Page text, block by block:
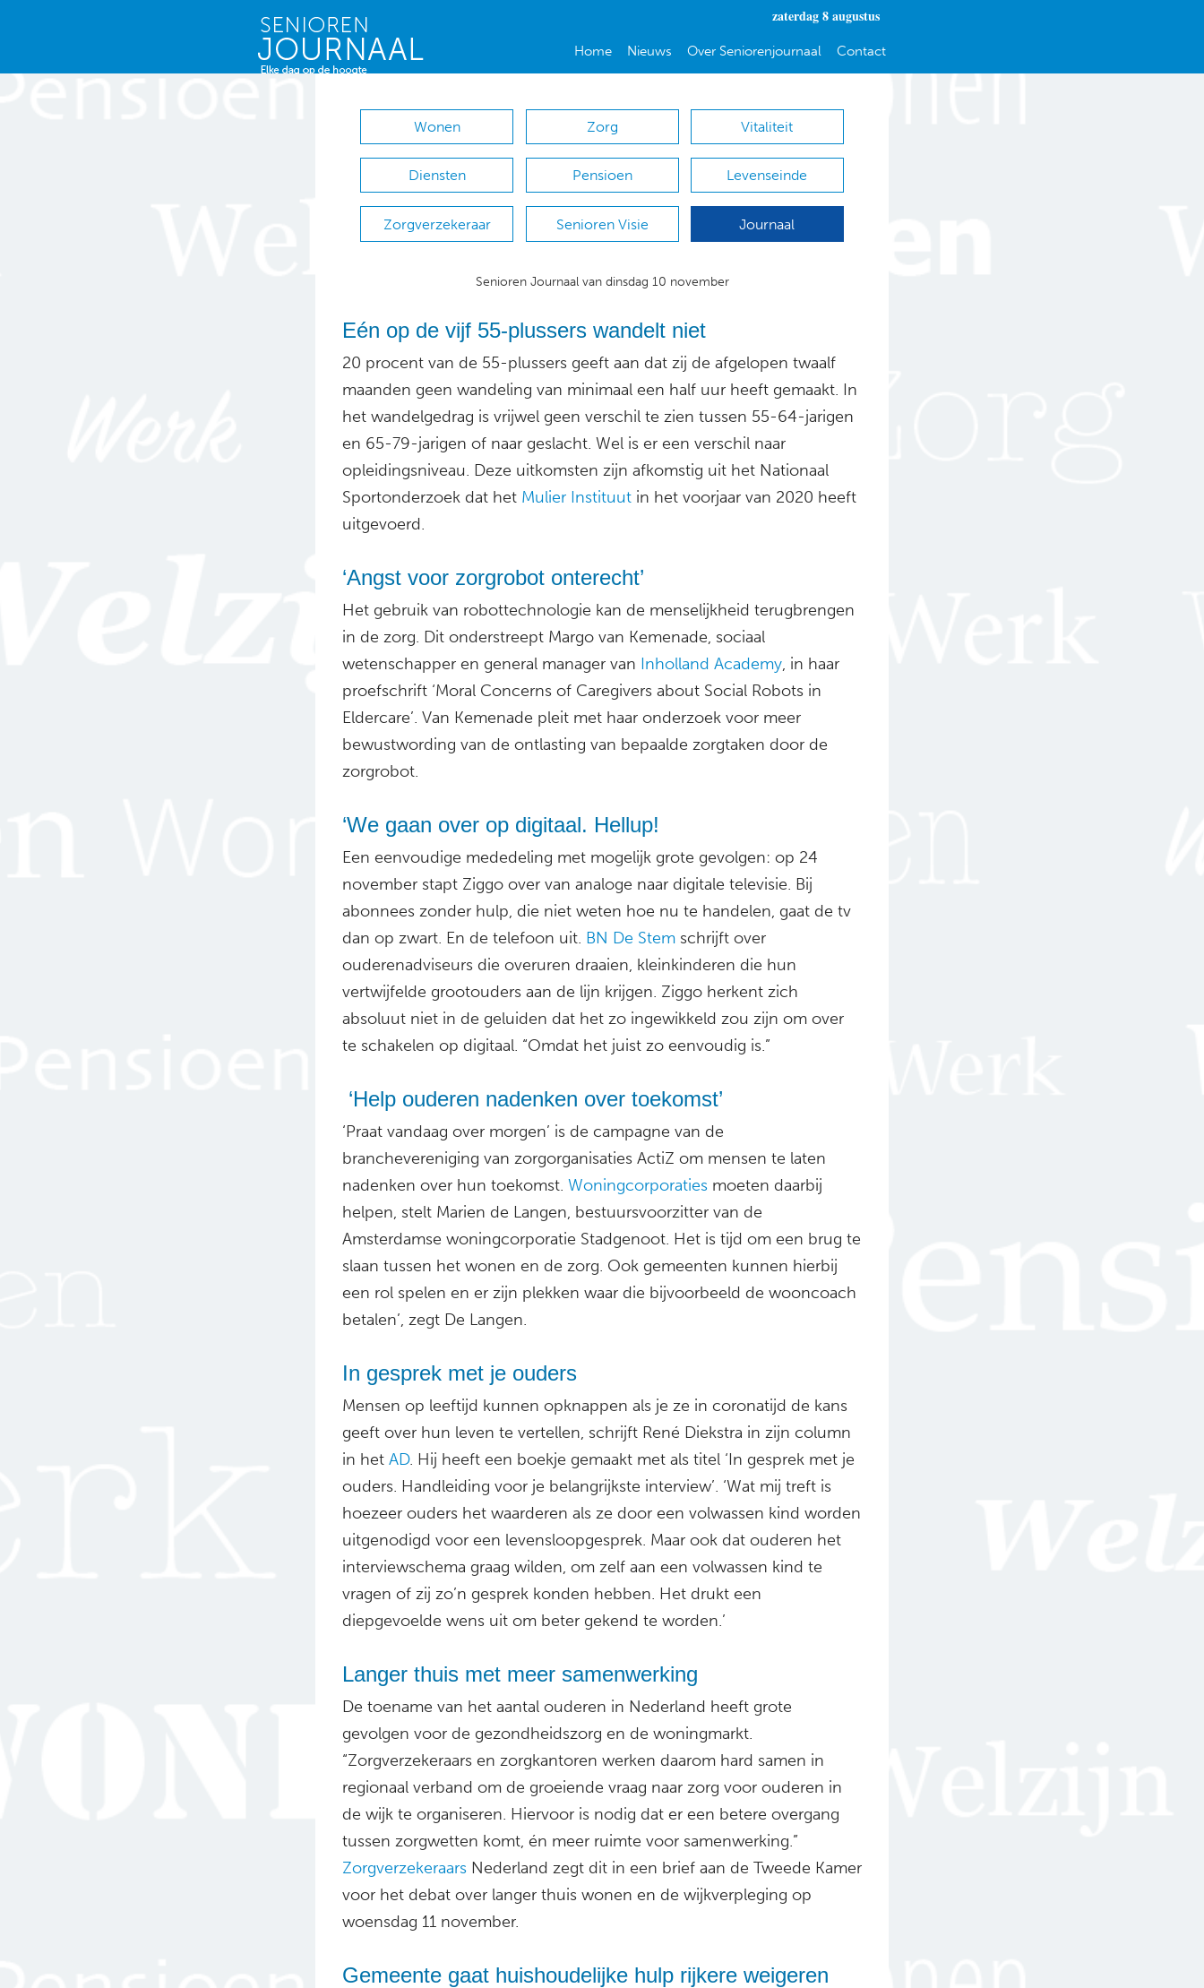
zaterdag 8 augustus
Home Nieuws Over Seniorenjournaal Contact
Wonen Zorg Vitaliteit
Diensten Pensioen Levenseinde
Zorgverzekeraar Senioren Visie Journaal
Senioren Journaal van dinsdag 10 november
Eén op de vijf 55-plussers wandelt niet
20 procent van de 55-plussers geeft aan dat zij de afgelopen twaalf
maanden geen wandeling van minimaal een half uur heeft gemaakt. In
het wandelgedrag is vrijwel geen verschil te zien tussen 55-64-jarigen
en 65-79-jarigen of naar geslacht. Wel is er een verschil naar
opleidingsniveau. Deze uitkomsten zijn afkomstig uit het Nationaal
Sportonderzoek dat het Mulier Instituut in het voorjaar van 2020 heeft
uitgevoerd.
‘Angst voor zorgrobot onterecht’
Het gebruik van robottechnologie kan de menselijkheid terugbrengen
in de zorg. Dit onderstreept Margo van Kemenade, sociaal
wetenschapper en general manager van Inholland Academy, in haar
proefschrift ‘Moral Concerns of Caregivers about Social Robots in
Eldercare’. Van Kemenade pleit met haar onderzoek voor meer
bewustwording van de ontlasting van bepaalde zorgtaken door de
zorgrobot.
‘We gaan over op digitaal. Hellup!
Een eenvoudige mededeling met mogelijk grote gevolgen: op 24
november stapt Ziggo over van analoge naar digitale televisie. Bij
abonnees zonder hulp, die niet weten hoe nu te handelen, gaat de tv
dan op zwart. En de telefoon uit. BN De Stem schrijft over
ouderenadviseurs die overuren draaien, kleinkinderen die hun
vertwijfelde grootouders aan de lijn krijgen. Ziggo herkent zich
absoluut niet in de geluiden dat het zo ingewikkeld zou zijn om over
te schakelen op digitaal. “Omdat het juist zo eenvoudig is.”
‘Help ouderen nadenken over toekomst’
‘Praat vandaag over morgen’ is de campagne van de
branchevereniging van zorgorganisaties ActiZ om mensen te laten
nadenken over hun toekomst. Woningcorporaties moeten daarbij
helpen, stelt Marien de Langen, bestuursvoorzitter van de
Amsterdamse woningcorporatie Stadgenoot. Het is tijd om een brug te
slaan tussen het wonen en de zorg. Ook gemeenten kunnen hierbij
een rol spelen en er zijn plekken waar die bijvoorbeeld de wooncoach
betalen’, zegt De Langen.
In gesprek met je ouders
Mensen op leeftijd kunnen opknappen als je ze in coronatijd de kans
geeft over hun leven te vertellen, schrijft René Diekstra in zijn column
in het AD. Hij heeft een boekje gemaakt met als titel ‘In gesprek met je
ouders. Handleiding voor je belangrijkste interview’. ‘Wat mij treft is
hoezeer ouders het waarderen als ze door een volwassen kind worden
uitgenodigd voor een levensloopgesprek. Maar ook dat ouderen het
interviewschema graag wilden, om zelf aan een volwassen kind te
vragen of zij zo’n gesprek konden hebben. Het drukt een
diepgevoelde wens uit om beter gekend te worden.’
Langer thuis met meer samenwerking
De toename van het aantal ouderen in Nederland heeft grote
gevolgen voor de gezondheidszorg en de woningmarkt.
“Zorgverzekeraars en zorgkantoren werken daarom hard samen in
regionaal verband om de groeiende vraag naar zorg voor ouderen in
de wijk te organiseren. Hiervoor is nodig dat er een betere overgang
tussen zorgwetten komt, én meer ruimte voor samenwerking.”
Zorgverzekeraars Nederland zegt dit in een brief aan de Tweede Kamer
voor het debat over langer thuis wonen en de wijkverpleging op
woensdag 11 november.
Gemeente gaat huishoudelijke hulp rijkere weigeren